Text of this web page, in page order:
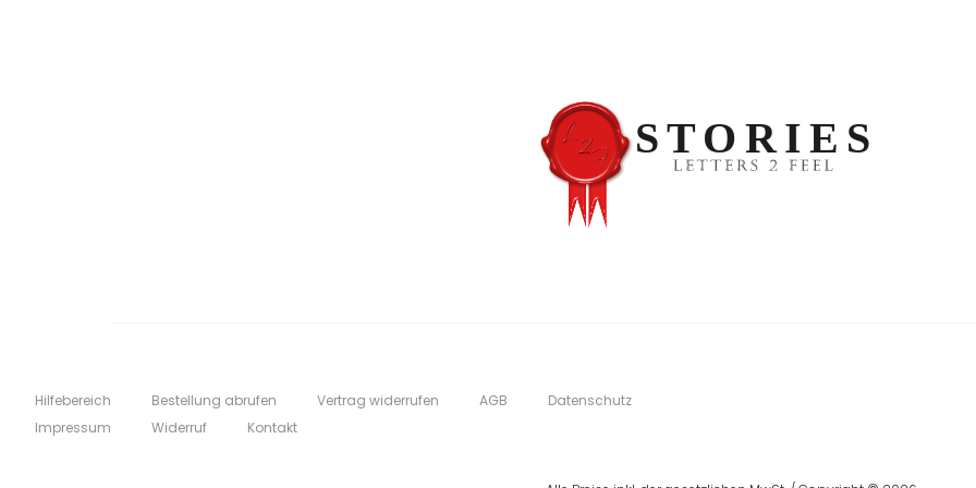
Hilfebereich Bestellung abrufen Vertrag widerrufen AGB
Datenschutz
Impressum
Widerruf Kontakt